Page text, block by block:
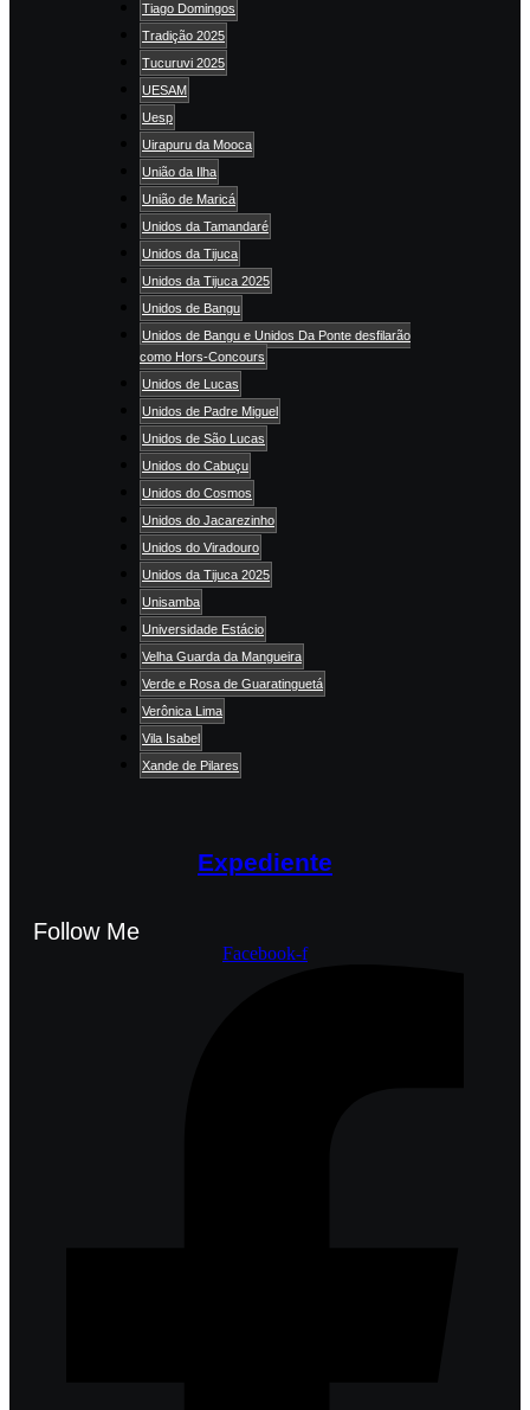
Tiago Domingos
Tradição 2025
Tucuruvi 2025
UESAM
Uesp
Uirapuru da Mooca
União da Ilha
União de Maricá
Unidos da Tamandaré
Unidos da Tijuca
Unidos da Tijuca 2025
Unidos de Bangu
Unidos de Bangu e Unidos Da Ponte desfilarão
como Hors-Concours
Unidos de Lucas
Unidos de Padre Miguel
Unidos de São Lucas
Unidos do Cabuçu
Unidos do Cosmos
Unidos do Jacarezinho
Unidos do Viradouro
Unidos da Tijuca 2025
Unisamba
Universidade Estácio
Velha Guarda da Mangueira
Verde e Rosa de Guaratinguetá
Verônica Lima
Vila Isabel
Xande de Pilares
Expediente
Follow Me
Facebook-f